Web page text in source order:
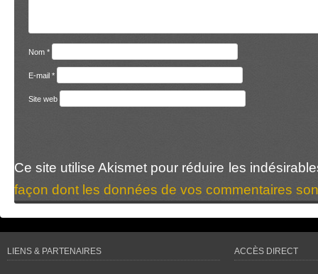
Nom *
E-mail *
Site web
Ce site utilise Akismet pour réduire les
façon dont les données de vos commentaires
LIENS & PARTENAIRES ACCÈS DIRECT